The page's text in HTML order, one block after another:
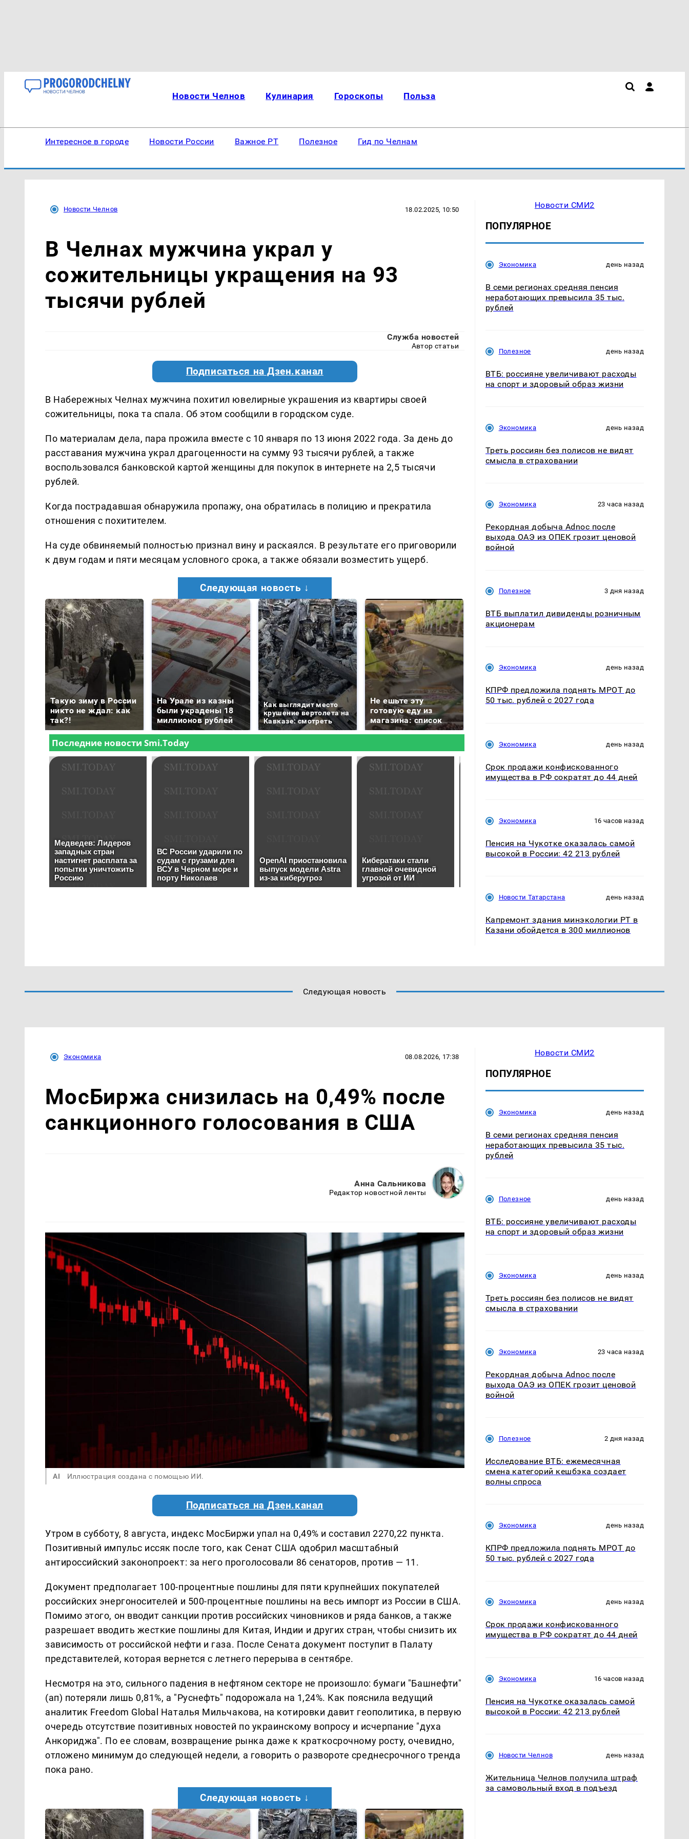
Новости Челнов Кулинария Гороскопы Польза
Интересное в городе Новости России Важное РТ Полезное Гид по Челнам
Новости Челнов 18.02.2025, 10:50
В Челнах мужчина украл у
сожительницы укращения на 93
тысячи рублей
Служба новостей
Автор статьи
Подписаться на Дзен.канал
В Набережных Челнах мужчина похитил ювелирные украшения из квартиры своей
сожительницы, пока та спала. Об этом сообщили в городском суде.
По материалам дела, пара прожила вместе с 10 января по 13 июня 2022 года. За день до
расставания мужчина украл драгоценности на сумму 93 тысячи рублей, а также
воспользовался банковской картой женщины для покупок в интернете на 2,5 тысячи
рублей.
Когда пострадавшая обнаружила пропажу, она обратилась в полицию и прекратила
отношения с похитителем.
На суде обвиняемый полностью признал вину и раскаялся. В результате его приговорили
к двум годам и пяти месяцам условного срока, а также обязали возместить ущерб.
Следующая новость ↓
Такую зиму в России
никто не ждал: как
так?!
На Урале из казны
были украдены 18
миллионов рублей
Как выглядит место
крушение вертолета на
Кавказе: смотреть
Не ешьте эту
готовую еду из
магазина: список
В ОАЭ произошло
Все новости по
Новости СМИ2
ПОПУЛЯРНОЕ
Экономика день назад
В семи регионах средняя пенсия
неработающих превысила 35 тыс.
рублей
Полезное день назад
ВТБ: россияне увеличивают расходы
на спорт и здоровый образ жизни
Экономика день назад
Треть россиян без полисов не видят
смысла в страховании
Экономика 23 часа назад
Рекордная добыча Adnoc после
выхода ОАЭ из ОПЕК грозит ценовой
войной
Полезное 3 дня назад
ВТБ выплатил дивиденды розничным
акционерам
Экономика день назад
КПРФ предложила поднять МРОТ до
50 тыс. рублей с 2027 года
Экономика день назад
Срок продажи конфискованного
имущества в РФ сократят до 44 дней
Экономика 16 часов назад
Пенсия на Чукотке оказалась самой
высокой в России: 42 213 рублей
Новости Татарстана день назад
Капремонт здания минэкологии РТ в
Казани обойдется в 300 миллионов
Следующая новость
Экономика 08.08.2026, 17:38
МосБиржа снизилась на 0,49% после
санкционного голосования в США
Анна Сальникова
Редактор новостной ленты
AI Иллюстрация создана с помощью ИИ.
Подписаться на Дзен.канал
Утром в субботу, 8 августа, индекс МосБиржи упал на 0,49% и составил 2270,22 пункта.
Позитивный импульс иссяк после того, как Сенат США одобрил масштабный
антироссийский законопроект: за него проголосовали 86 сенаторов, против — 11.
Документ предполагает 100-процентные пошлины для пяти крупнейших покупателей
российских энергоносителей и 500-процентные пошлины на весь импорт из России в США.
Помимо этого, он вводит санкции против российских чиновников и ряда банков, а также
разрешает вводить жесткие пошлины для Китая, Индии и других стран, чтобы снизить их
зависимость от российской нефти и газа. После Сената документ поступит в Палату
представителей, которая вернется с летнего перерыва в сентябре.
Несмотря на это, сильного падения в нефтяном секторе не произошло: бумаги "Башнефти"
(ап) потеряли лишь 0,81%, а "Руснефть" подорожала на 1,24%. Как пояснила ведущий
аналитик Freedom Global Наталья Мильчакова, на котировки давит геополитика, в первую
очередь отсутствие позитивных новостей по украинскому вопросу и исчерпание "духа
Анкориджа". По ее словам, возвращение рынка даже к краткосрочному росту, очевидно,
отложено минимум до следующей недели, а говорить о развороте среднесрочного тренда
пока рано.
Следующая новость ↓
Новости СМИ2
ПОПУЛЯРНОЕ
Экономика день назад
В семи регионах средняя пенсия
неработающих превысила 35 тыс.
рублей
Полезное день назад
ВТБ: россияне увеличивают расходы
на спорт и здоровый образ жизни
Экономика день назад
Треть россиян без полисов не видят
смысла в страховании
Экономика 23 часа назад
Рекордная добыча Adnoc после
выхода ОАЭ из ОПЕК грозит ценовой
войной
Полезное 2 дня назад
Исследование ВТБ: ежемесячная
смена категорий кешбэка создает
волны спроса
Экономика день назад
КПРФ предложила поднять МРОТ до
50 тыс. рублей с 2027 года
Экономика день назад
Срок продажи конфискованного
имущества в РФ сократят до 44 дней
Экономика 16 часов назад
Пенсия на Чукотке оказалась самой
высокой в России: 42 213 рублей
Новости Челнов день назад
Жительница Челнов получила штраф
за самовольный вход в подъезд